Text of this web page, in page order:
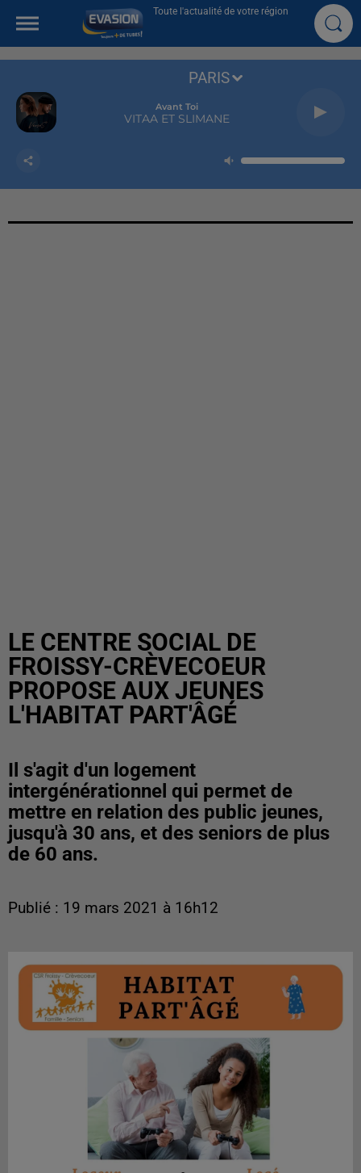
Toute l'actualité de votre région
Avant Toi
VITAA ET SLIMANE
PARIS
LE CENTRE SOCIAL DE
FROISSY-CRÈVECOEUR
PROPOSE AUX JEUNES
L'HABITAT PART'ÂGÉ
Il s'agit d'un logement
intergénérationnel qui permet de
mettre en relation des public jeunes,
jusqu'à 30 ans, et des seniors de plus
de 60 ans.
Publié : 19 mars 2021 à 16h12